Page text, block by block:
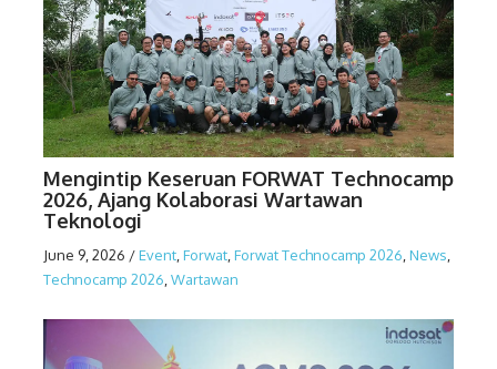
Mengintip Keseruan FORWAT Technocamp
2026, Ajang Kolaborasi Wartawan
Teknologi
June 9, 2026 /Event Forwat Forwat Technocamp 2026 News
Technocamp 2026 Wartawan